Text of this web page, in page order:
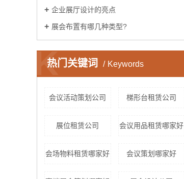
企业展厅设计的亮点
展会布置有哪几种类型?
热门关键词 Keywords
K
会议活动策划公司 梯形台租赁公司
展位租赁公司 会议用品租赁哪家好
会场物料租赁哪家好 会议策划哪家好